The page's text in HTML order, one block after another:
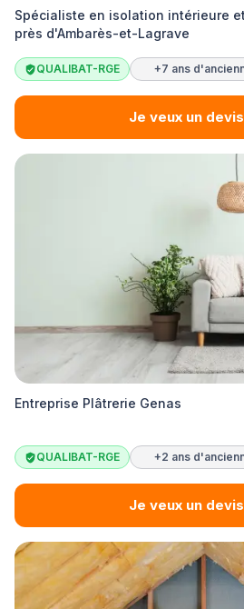
Spécialiste en isolation intérieure
près d'Ambarès-et-Lagrave
QUALIBAT-RGE +7 ans
Je veux un
Entreprise Plâtrerie Genas
QUALIBAT-RGE +2 ans
Je veux un